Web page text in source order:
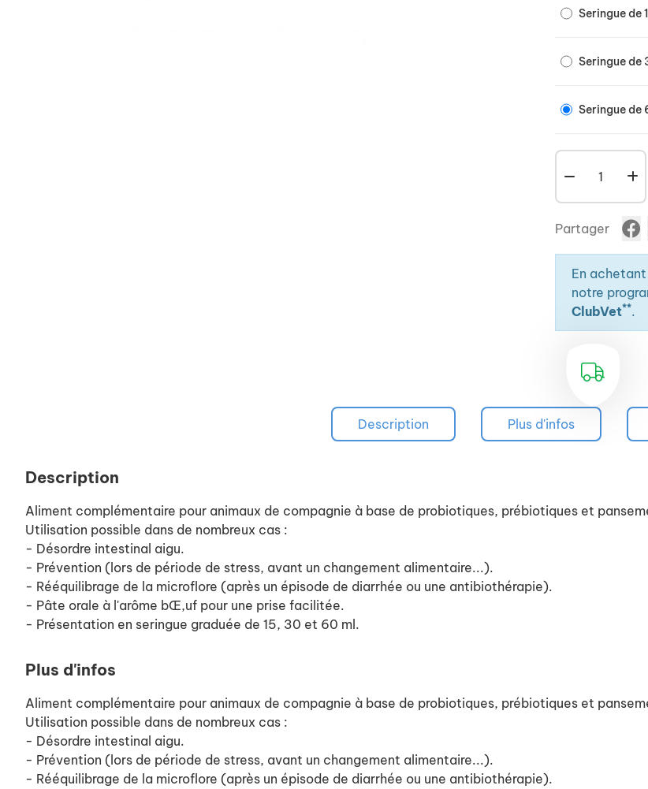
- Présentation
Seringue de
Seringue de
Seringue de
Partager
En
notre
ClubVet**.
Description Plus d'infos
Description
Aliment complémentaire pour animaux de compagnie à base de probiotiques, prébiotiques et
Utilisation possible dans de nombreux cas :
- Désordre intestinal aigu.
- Prévention (lors de période de stress, avant un changement alimentaire...).
- Rééquilibrage de la microflore (après un épisode de diarrhée ou une antibiothérapie).
- Pâte orale à l'arôme bŒ,uf pour une prise facilitée.
- Présentation en seringue graduée de 15, 30 et 60 ml.
Plus d'infos
Aliment complémentaire pour animaux de compagnie à base de probiotiques, prébiotiques et
Utilisation possible dans de nombreux cas :
- Désordre intestinal aigu.
- Prévention (lors de période de stress, avant un changement alimentaire...).
- Rééquilibrage de la microflore (après un épisode de diarrhée ou une antibiothérapie).